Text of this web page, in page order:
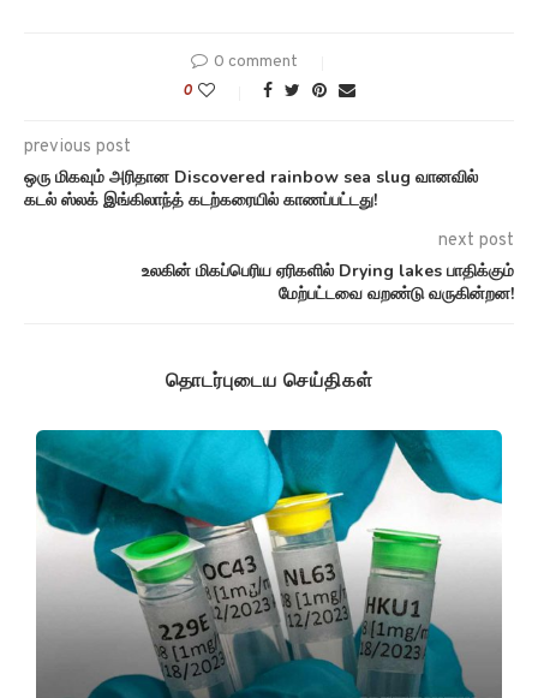
0 comment
0
previous post
ஒரு மிகவும் அரிதான Discovered rainbow sea slug வானவில்
கடல் ஸ்லக் இங்கிலாந்த் கடற்கரையில் காணப்பட்டது!
next post
உலகின் மிகப்பெரிய ஏரிகளில் Drying lakes பாதிக்கும்
மேற்பட்டவை வறண்டு வருகின்றன!
தொடர்புடைய செய்திகள்